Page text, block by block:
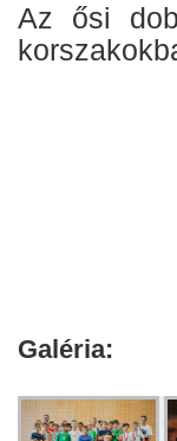
Az ősi
Galéria: